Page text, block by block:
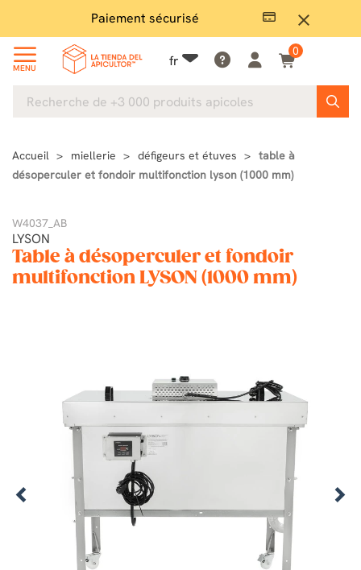
close
Paiement sécurisé
MENU fr
0
Accueil miellerie défigeurs et étuves
table à
désoperculer et fondoir multifonction lyson (1000 mm)
W4037_AB
LYSON
Table à désoperculer et fondoir
multifonction LYSON (1000 mm)